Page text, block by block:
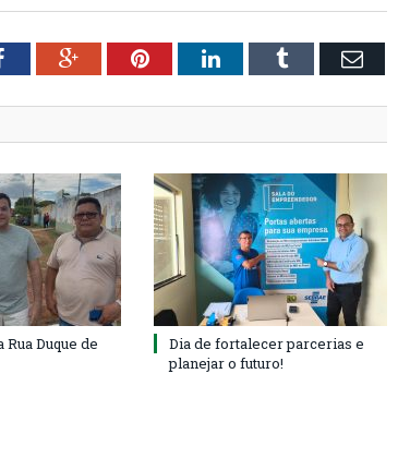
FacebookGoogle+PinterestLinkedInTumblr Email
Duque de
Dia de fortalecer parcerias e
planejar o futuro!